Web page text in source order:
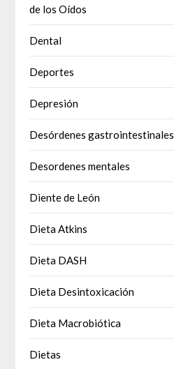
de los Oídos
Dental
Deportes
Depresión
Desórdenes gastrointestinales
Desordenes mentales
Diente de León
Dieta Atkins
Dieta DASH
Dieta Desintoxicación
Dieta Macrobiótica
Dietas